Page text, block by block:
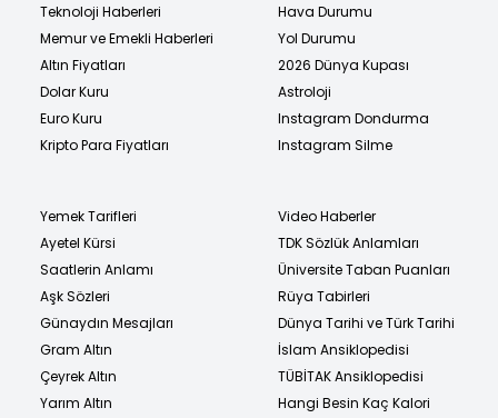
Teknoloji Haberleri
Memur ve Emekli Haberleri
Altın Fiyatları
Dolar Kuru
Euro Kuru
Kripto Para Fiyatları
Hava Durumu
Yol Durumu
2026 Dünya Kupası
Astroloji
Instagram Dondurma
Instagram Silme
Yemek Tarifleri
Ayetel Kürsi
Saatlerin Anlamı
Aşk Sözleri
Günaydın Mesajları
Gram Altın
Çeyrek Altın
Yarım Altın
Video Haberler
TDK Sözlük Anlamları
Üniversite Taban Puanları
Rüya Tabirleri
Dünya Tarihi ve Türk Tarihi
İslam Ansiklopedisi
TÜBİTAK Ansiklopedisi
Hangi Besin Kaç Kalori